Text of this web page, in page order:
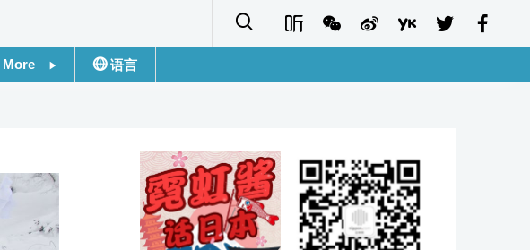
More
日本信息库
日本一瞥
语言
Français